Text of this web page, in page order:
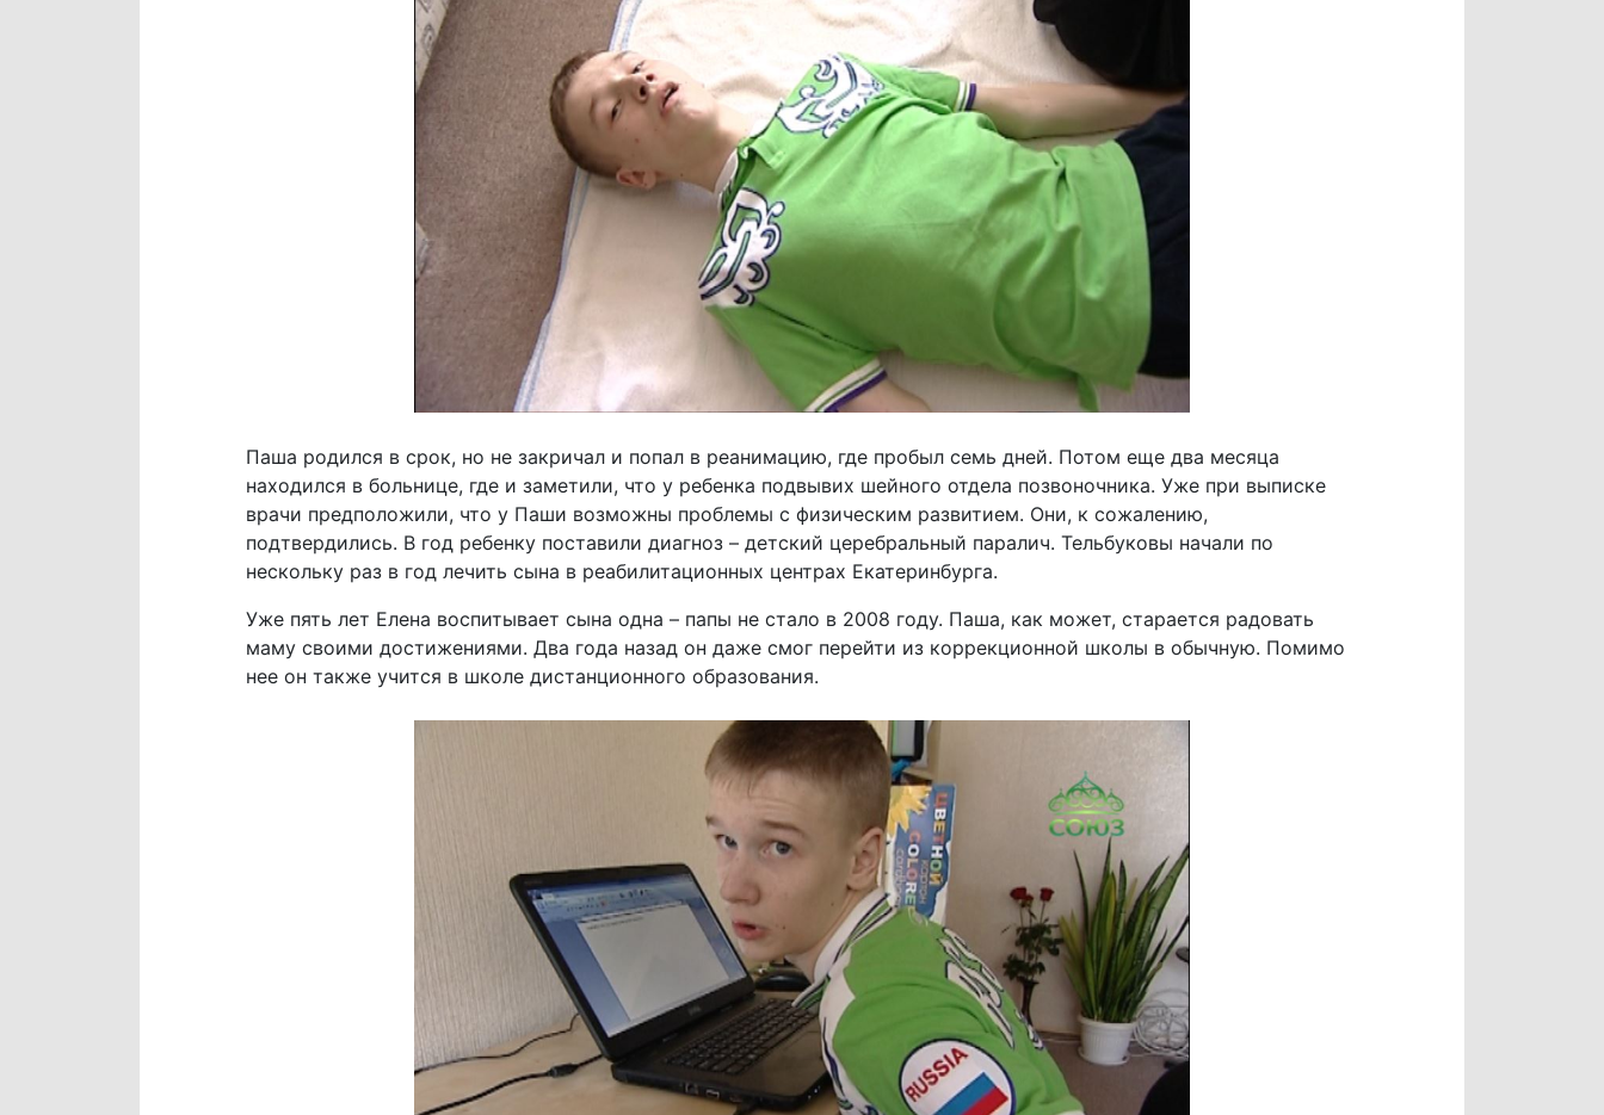
Паша родился в срок, но не закричал и попал в реанимацию, где пробыл семь дней. Потом еще два месяца
находился в больнице, где и заметили, что у ребенка подвывих шейного отдела позвоночника. Уже при выписке
врачи предположили, что у Паши возможны проблемы с физическим развитием. Они, к сожалению,
подтвердились. В год ребенку поставили диагноз – детский церебральный паралич. Тельбуковы начали по
нескольку раз в год лечить сына в реабилитационных центрах Екатеринбурга.
Уже пять лет Елена воспитывает сына одна – папы не стало в 2008 году. Паша, как может, старается радовать
маму своими достижениями. Два года назад он даже смог перейти из коррекционной школы в обычную. Помимо
нее он также учится в школе дистанционного образования.